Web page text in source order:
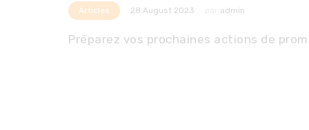
Articles 28 August 2023 admin
Préparez vos prochaines actions de